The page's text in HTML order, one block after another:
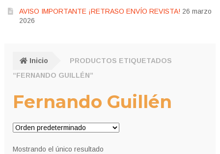
AVISO IMPORTANTE ¡RETRASO ENVÍO REVISTA! 26 marzo
2026
Inicio
PRODUCTOS ETIQUETADOS
“FERNANDO GUILLÉN”
Fernando Guillén
Mostrando el único resultado